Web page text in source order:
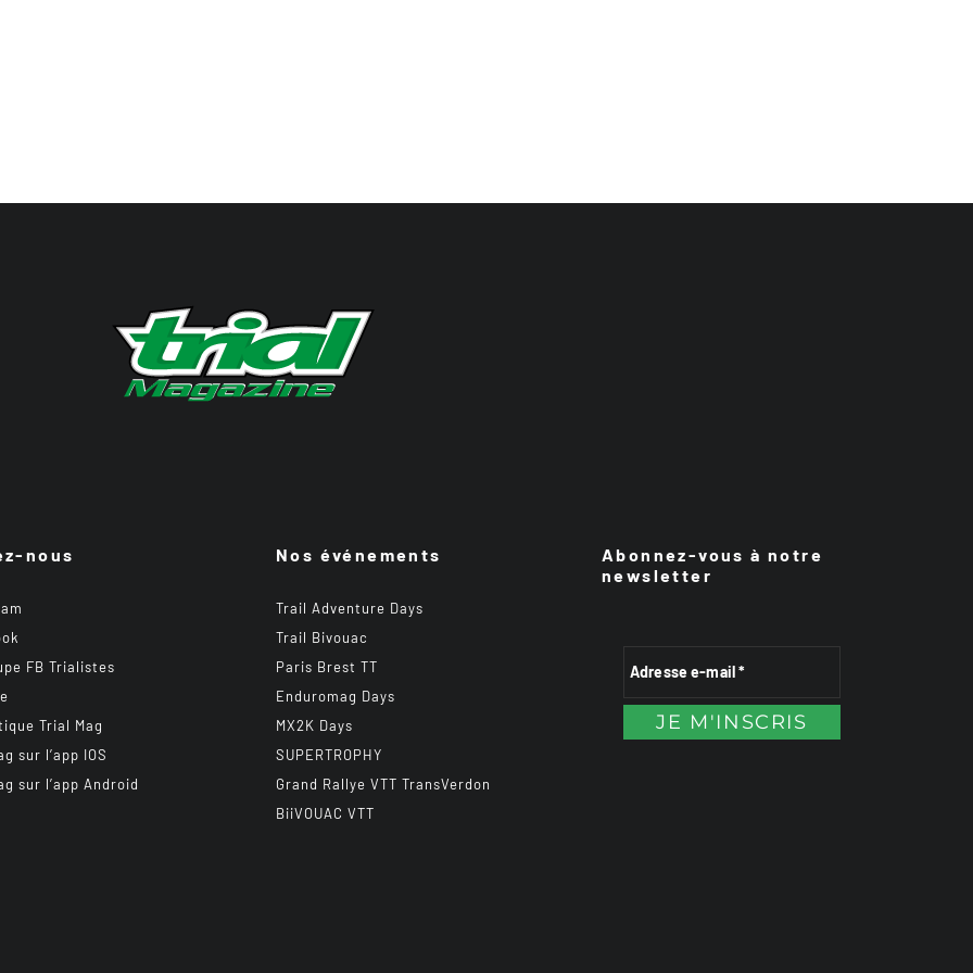
nous
FB Trialistes
Trial Mag
sur l’app IOS
sur l’app Android
Nos événements
Trail Adventure Days
Trail Bivouac
Paris Brest TT
Enduromag Days
MX2K Days
SUPERTROPHY
Grand Rallye VTT TransVerdon
BiiVOUAC VTT
Abonnez-vous à notre
newsletter